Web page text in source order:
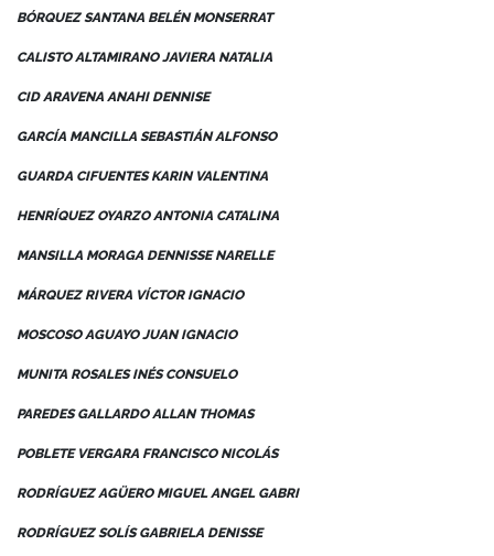
BÓRQUEZ SANTANA BELÉN MONSERRAT
CALISTO ALTAMIRANO JAVIERA NATALIA
CID ARAVENA ANAHI DENNISE
GARCÍA MANCILLA SEBASTIÁN ALFONSO
GUARDA CIFUENTES KARIN VALENTINA
HENRÍQUEZ OYARZO ANTONIA CATALINA
MANSILLA MORAGA DENNISSE NARELLE
MÁRQUEZ RIVERA VÍCTOR IGNACIO
MOSCOSO AGUAYO JUAN IGNACIO
MUNITA ROSALES INÉS CONSUELO
PAREDES GALLARDO ALLAN THOMAS
POBLETE VERGARA FRANCISCO NICOLÁS
RODRÍGUEZ AGÜERO MIGUEL ANGEL GABRI
RODRÍGUEZ SOLÍS GABRIELA DENISSE